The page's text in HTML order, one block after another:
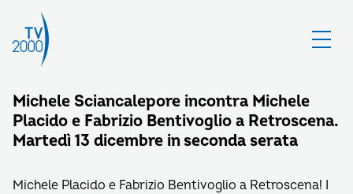
Michele Sciancalepore incontra Michele
Placido e Fabrizio Bentivoglio a Retroscena.
Martedì 13 dicembre in seconda serata
Michele Placido e Fabrizio Bentivoglio a Retroscena! I